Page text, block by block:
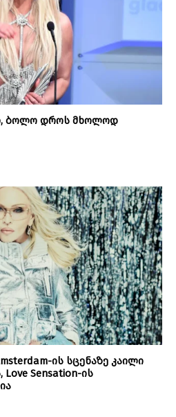
ბოლო დროს მხოლოდ
ის სცენაზე კაილი
Love Sensation-ის